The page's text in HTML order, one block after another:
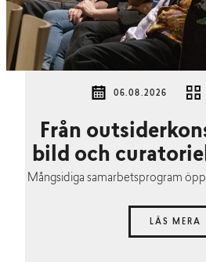
06.08.2026
Från
bild och
Mångsidiga samarbetsprogram
LÄS MERA